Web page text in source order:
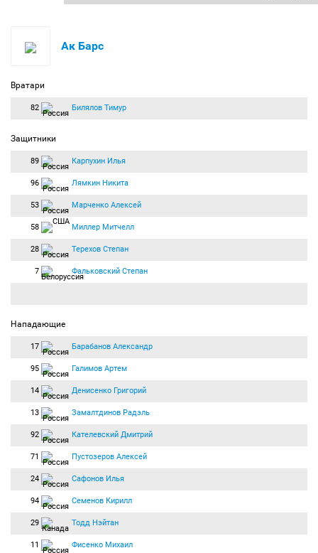
Ак Барс
Вратари
82 Билялов Тимур
Защитники
89 Карпухин Илья
96 Лямкин Никита
53 Марченко Алексей
58 Миллер Митчелл
28 Терехов Степан
7 Фальковский Степан
Нападающие
17 Барабанов Александр
95 Галимов Артем
14 Денисенко Григорий
13 Замалтдинов Радэль
92 Кателевский Дмитрий
71 Пустозеров Алексей
24 Сафонов Илья
94 Семенов Кирилл
29 Тодд Нэйтан
11 Фисенко Михаил